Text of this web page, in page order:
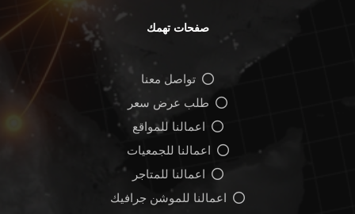
صفحات تهمك
تواصل معنا
طلب عرض سعر
اعمالنا للمواقع
اعمالنا للجمعيات
اعمالنا للمتاجر
اعمالنا للموشن جرافيك